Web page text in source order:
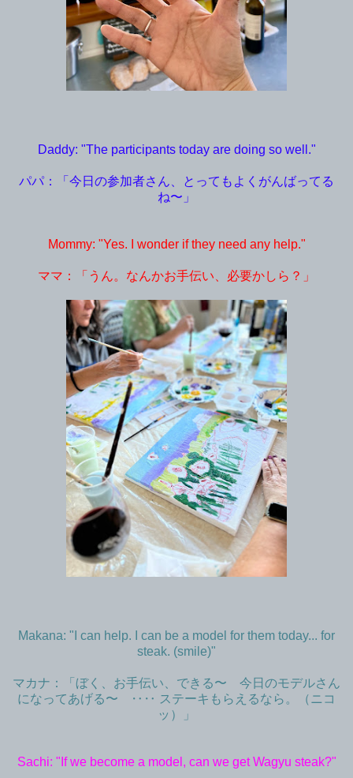
Daddy: "The participants today are doing so well."
パパ：「今日の参加者さん、とってもよくがんばってる
ね〜」
Mommy: "Yes. I wonder if they need any help."
ママ：「うん。なんかお手伝い、必要かしら？」
Makana: "I can help. I can be a model for them today... for
steak. (smile)"
マカナ：「ぼく、お手伝い、できる〜 今日のモデルさん
になってあげる〜 ‥‥ ステーキもらえるなら。（ニコ
ッ）」
Sachi: "If we become a model, can we get Wagyu steak?"